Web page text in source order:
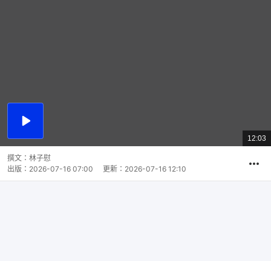
播
總
共
間
12:03
撰文： 林子慰
出版： 2026-07-16 07:00 更新： 2026-07-16 12:10